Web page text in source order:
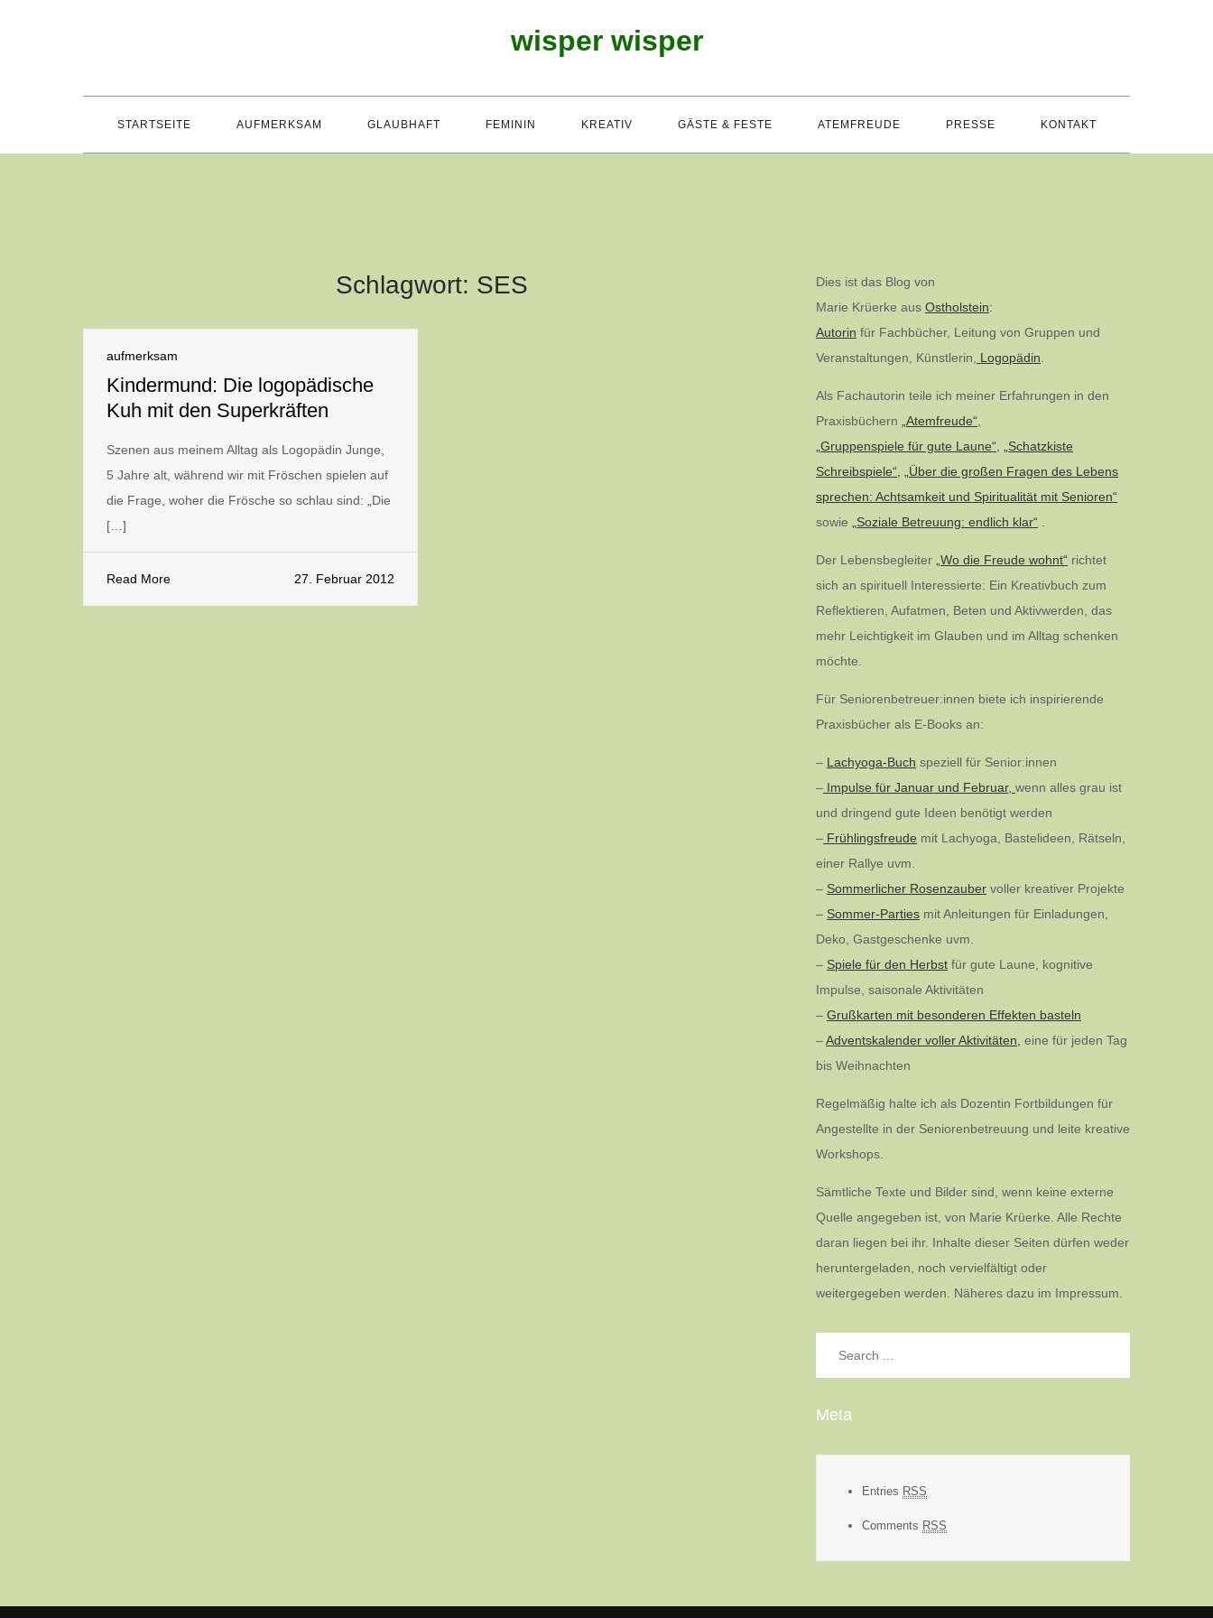
wisper wisper
STARTSEITE AUFMERKSAM GLAUBHAFT FEMININ KREATIV GÄSTE & FESTE ATEMFREUDE PRESSE KONTAKT
Schlagwort: SES
aufmerksam
Kindermund: Die logopädische
Kuh mit den Superkräften
Szenen aus meinem Alltag als Logopädin Junge,
5 Jahre alt, während wir mit Fröschen spielen auf
die Frage, woher die Frösche so schlau sind: „Die
[…]
Read More 27. Februar 2012
Dies ist das Blog von
Marie Krüerke aus Ostholstein:
Autorin für Fachbücher, Leitung von Gruppen und
Veranstaltungen, Künstlerin,
Logopädin
Als Fachautorin teile ich meiner Erfahrungen in den
Praxisbüchern
„Atemfreude“
„Gruppenspiele für gute Laune“
„Schatzkiste
Schreibspiele“,
„Über die großen Fragen des Lebens
sprechen: Achtsamkeit und Spiritualität mit Senioren“
sowie
„Soziale Betreuung: endlich klar“
Der Lebensbegleiter „Wo die Freude wohnt“ richtet
sich an spirituell Interessierte: Ein Kreativbuch zum
Reflektieren, Aufatmen, Beten und Aktivwerden, das
mehr Leichtigkeit im Glauben und im Alltag schenken
möchte.
Für Seniorenbetreuer:innen biete ich inspirierende
Praxisbücher als E-Books an:
– Lachyoga-Buch speziell für Senior:innen
– Impulse für Januar und Februar, wenn alles grau ist
und dringend gute Ideen benötigt werden
– Frühlingsfreude mit Lachyoga, Bastelideen, Rätseln,
einer Rallye uvm.
– Sommerlicher Rosenzauber voller kreativer Projekte
– Sommer-Parties mit Anleitungen für Einladungen,
Deko, Gastgeschenke uvm.
– Spiele für den Herbst für gute Laune, kognitive
Impulse, saisonale Aktivitäten
– Grußkarten mit besonderen Effekten basteln
–Adventskalender voller Aktivitäten, eine für jeden Tag
bis Weihnachten
Regelmäßig halte ich als Dozentin Fortbildungen für
Angestellte in der Seniorenbetreuung und leite kreative
Workshops.
Sämtliche Texte und Bilder sind, wenn keine externe
Quelle angegeben ist, von Marie Krüerke. Alle Rechte
daran liegen bei ihr. Inhalte dieser Seiten dürfen weder
heruntergeladen, noch vervielfältigt oder
weitergegeben werden. Näheres dazu im Impressum.
Meta
Entries RSS
Comments RSS